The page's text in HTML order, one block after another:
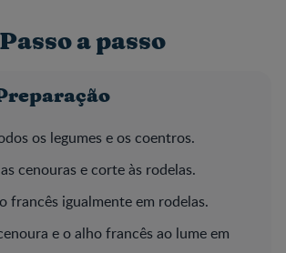
Passo a passo
os legumes e os coentros.
cenouras e corte às rodelas.
francês igualmente em rodelas.
e o alho francês ao lume em